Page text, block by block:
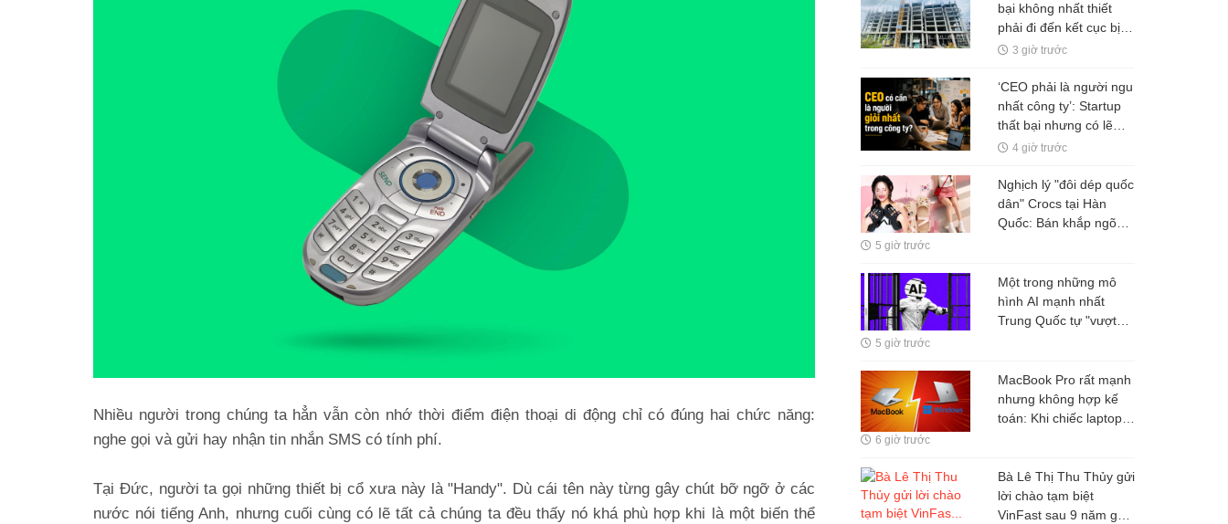
Nhiều người trong chúng ta hẳn vẫn còn nhớ thời điểm điện thoại di động chỉ có đúng hai chức năng:
nghe gọi và gửi hay nhận tin nhắn SMS có tính phí.
Tại Đức, người ta gọi những thiết bị cổ xưa này là "Handy". Dù cái tên này từng gây chút bỡ ngỡ ở các
nước nói tiếng Anh, nhưng cuối cùng có lẽ tất cả chúng ta đều thấy nó khá phù hợp khi là một biến thể
bại không nhất thiết
phải đi đến kết cục bị
bỏ hoang"
3 giờ trước
‘CEO phải là người ngu
nhất công ty’: Startup
thất bại nhưng có lẽ
Nguyễn Minh Thảo đã
4 giờ trước
Nghịch lý "đôi dép quốc
dân" Crocs tại Hàn
Quốc: Bán khắp ngõ
5 giờ trước
Một trong những mô
hình AI mạnh nhất
Trung Quốc tự "vượt
5 giờ trước
MacBook Pro rất mạnh
nhưng không hợp kế
toán: Khi chiếc laptop
toán của người dùng
6 giờ trước
Bà Lê Thị Thu Thủy gửi
lời chào tạm biệt
VinFast sau 9 năm gắn